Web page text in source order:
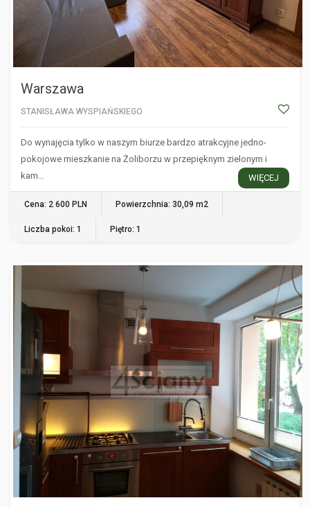
Warszawa
STANISŁAWA WYSPIAŃSKIEGO
Do wynajęcia tylko w naszym biurze bardzo atrakcyjne jedno-
pokojowe mieszkanie na Żoliborzu w przepięknym zielonym i
kam…
WIĘCEJ
Cena: 2 600 PLN Powierzchnia: 30,09 m2
Liczba pokoi: 1 Piętro: 1